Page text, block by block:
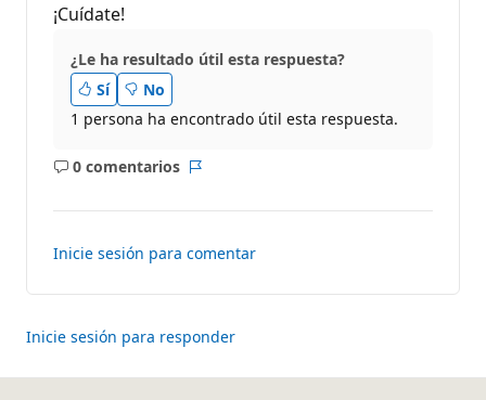
¡Cuídate!
¿Le ha resultado útil esta respuesta?
Sí
No
1 persona ha encontrado útil esta respuesta.
0 comentarios
No
Inicie sesión para comentar
Inicie sesión para responder